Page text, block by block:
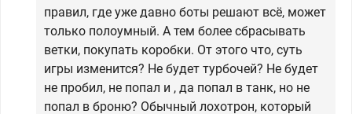
правил, где уже давно боты решают всё, может
только полоумный. А тем более сбрасывать
ветки, покупать коробки. От этого что, суть
игры изменится? Не будет турбочей? Не будет
не пробил, не попал и , да попал в танк, но не
попал в броню? Обычный лохотрон, который